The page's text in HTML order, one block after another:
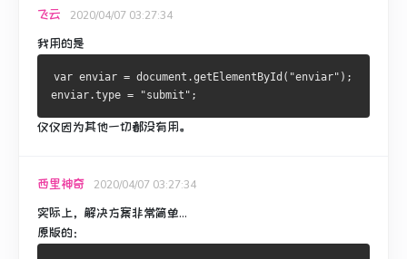
飞云 2020/04/07 03:27:34
我用的是
var enviar = document.getElementById("enviar");
enviar.type = "submit";
仅仅因为其他一切都没有用。
西里神奇 2020/04/07 03:27:34
实际上，解决方案非常简单...
原版的：